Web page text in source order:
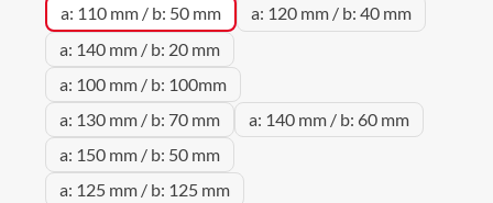
a: 110 mm / b: 50 mm
a: 120 mm / b: 40 mm
a: 140 mm / b: 20 mm
a: 100 mm / b: 100mm
a: 130 mm / b: 70 mm
a: 140 mm / b: 60 mm
a: 150 mm / b: 50 mm
a: 125 mm / b: 125 mm